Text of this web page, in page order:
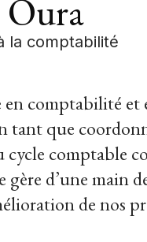
la comptabilité
en comptabilité
tant que
comptable
d’une main
de nos